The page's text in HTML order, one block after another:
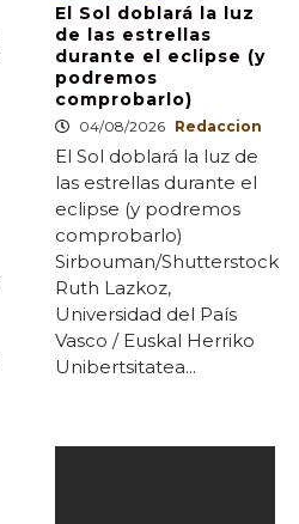
El Sol doblará la luz
de las estrellas
durante el eclipse (y
podremos
comprobarlo)
04/08/2026 Redaccion
El Sol doblará la luz de
las estrellas durante el
eclipse (y podremos
comprobarlo)
Sirbouman/Shutterstock
Ruth Lazkoz,
Universidad del País
Vasco / Euskal Herriko
Unibertsitatea...